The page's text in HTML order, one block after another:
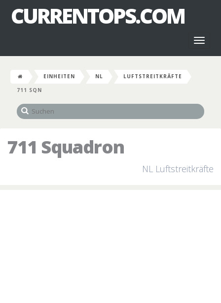
CURRENTOPS.COM
EINHEITEN NL
LUFTSTREITKRÄFTE
711 SQN
711 Squadron
NL Luftstreitkräfte